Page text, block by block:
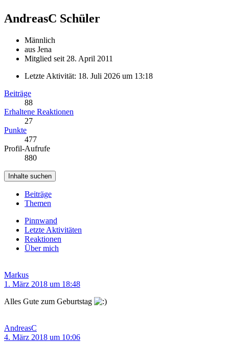
AndreasC Schüler
Männlich
aus Jena
Mitglied seit 28. April 2011
Letzte Aktivität: 18. Juli 2026 um 13:18
Beiträge
88
Erhaltene Reaktionen
27
Punkte
477
Profil-Aufrufe
880
Inhalte suchen
Beiträge
Themen
Pinnwand
Letzte Aktivitäten
Reaktionen
Über mich
Markus
1. März 2018 um 18:48
Alles Gute zum Geburtstag
AndreasC
4. März 2018 um 10:06